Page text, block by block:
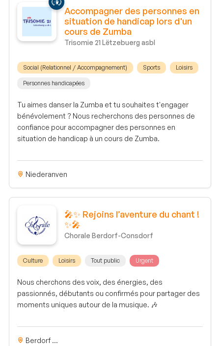
Accompagner des personnes en
situation de handicap lors d'un
cours de Zumba
Trisomie 21 Lëtzebuerg asbl
Social (Relationnel / Accompagnement) Sports Loisirs
Personnes handicapées
Tu aimes danser la Zumba et tu souhaites t'engager
bénévolement ? Nous recherchons des personnes de
confiance pour accompagner des personnes en
situation de handicap à un cours de Zumba.
Niederanven
🎤✨ Rejoins l’aventure du chant !
✨🎤
Chorale Berdorf-Consdorf
Culture Loisirs Tout public Urgent
Nous cherchons des voix, des énergies, des
passionnés, débutants ou confirmés pour partager des
moments uniques autour de la musique. 🎶
Berdorf ...